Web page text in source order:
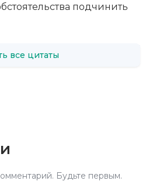
подчинить
все цитаты
Будьте первым.